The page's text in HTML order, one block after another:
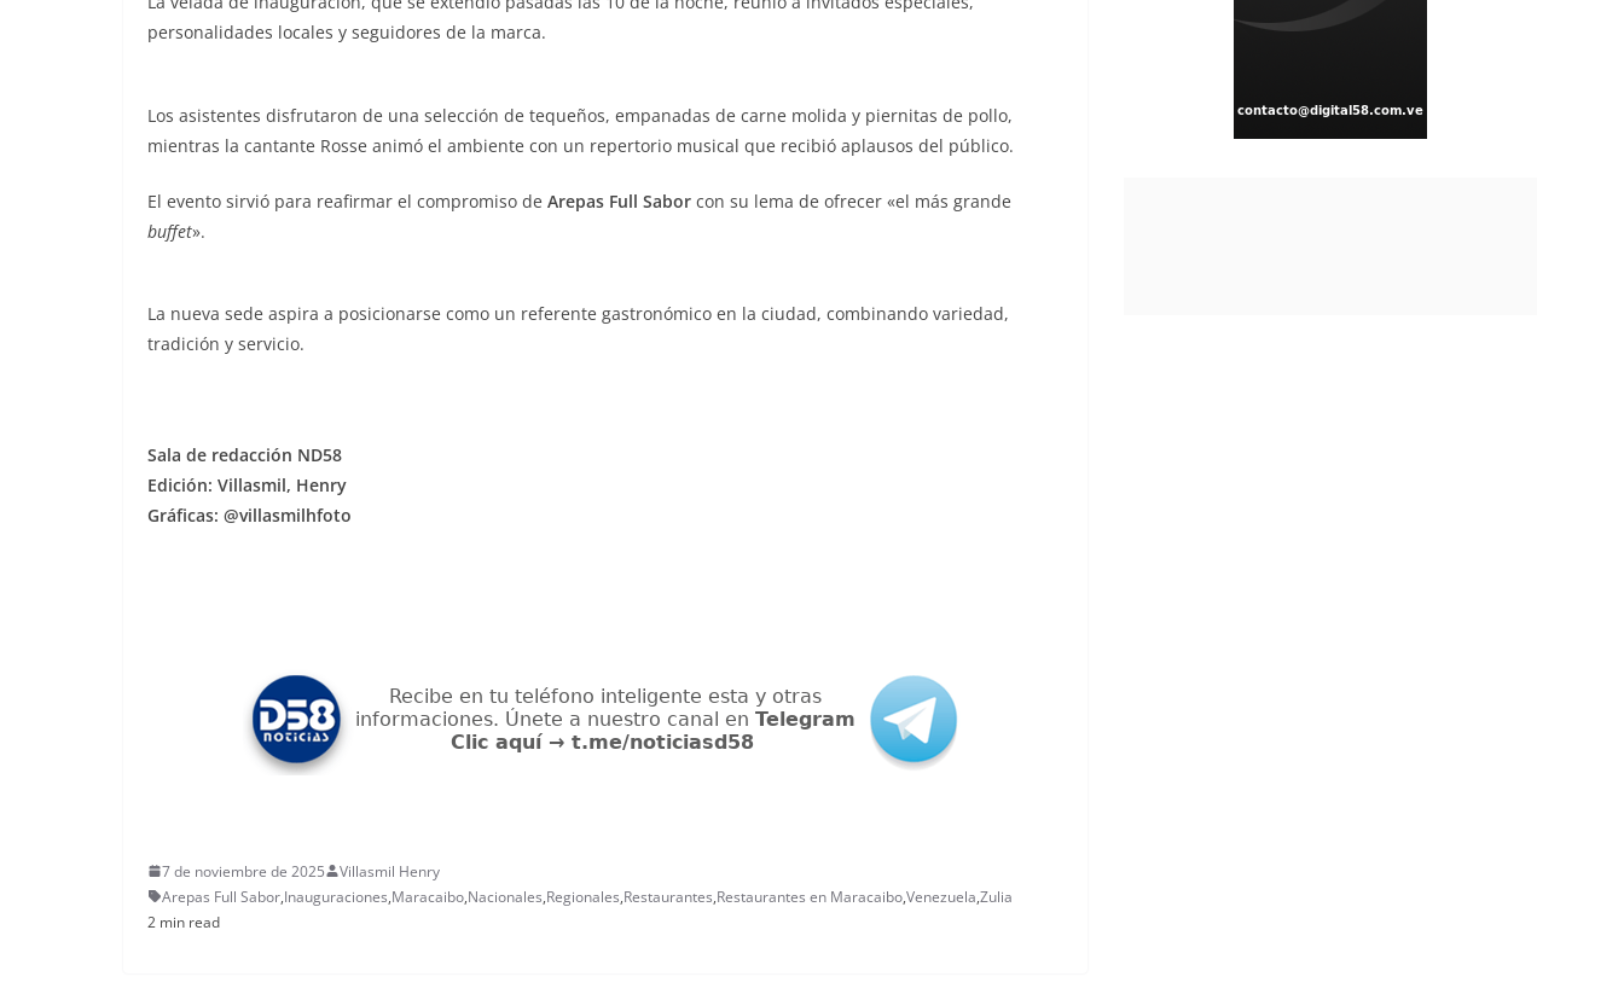
personalidades locales y seguidores de la marca.
Los asistentes disfrutaron de una selección de tequeños, empanadas de carne molida y piernitas de pollo,
mientras la cantante Rosse animó el ambiente con un repertorio musical que recibió aplausos del público.
El evento sirvió para reafirmar el compromiso de Arepas Full Sabor con su lema de ofrecer «el más grande
buffet».
La nueva sede aspira a posicionarse como un referente gastronómico en la ciudad, combinando variedad,
tradición y servicio.
Sala de redacción ND58
Edición: Villasmil, Henry
Gráficas: @villasmilhfoto
7 de noviembre de 2025
Villasmil Henry
Arepas Full Sabor,Inauguraciones,Maracaibo,Nacionales,Regionales,Restaurantes,Restaurantes en Maracaibo,Venezuela,Zulia
2 min read